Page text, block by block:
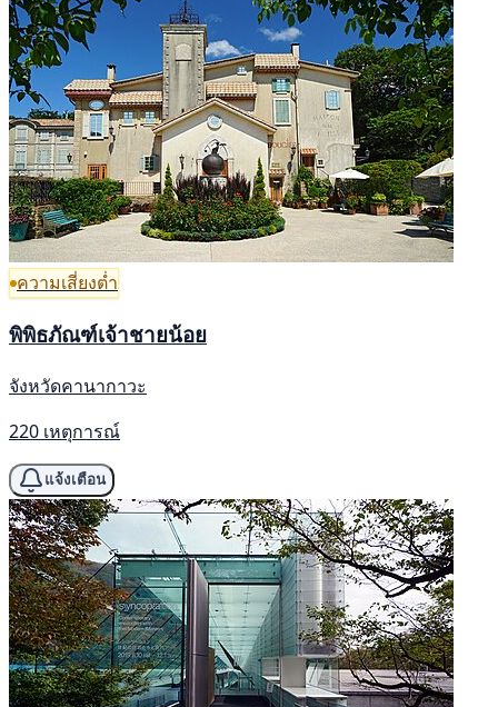
ความเสี่ยงต่ำ
พิพิธภัณฑ์เจ้าชายน้อย
จังหวัดคานากาวะ
220 เหตุการณ์
แจ้งเตือน